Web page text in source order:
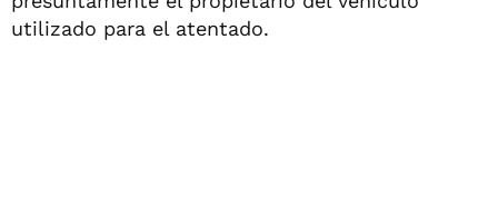
utilizado para el atentado.